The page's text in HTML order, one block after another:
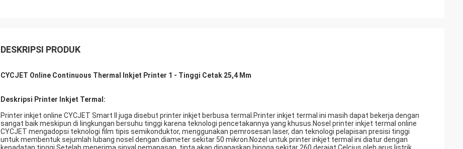
DESKRIPSI PRODUK
CYCJET Online Continuous Thermal Inkjet Printer 1 - Tinggi Cetak 25,4 Mm
Deskripsi Printer Inkjet Termal:
Printer inkjet online CYCJET Smart II juga disebut printer inkjet berbusa termal.Printer inkjet termal ini masih dapat bekerja dengan
sangat baik meskipun di lingkungan bersuhu tinggi karena teknologi pencetakannya yang khusus.Nosel printer inkjet termal online
CYCJET mengadopsi teknologi film tipis semikonduktor, menggunakan pemrosesan laser, dan teknologi pelapisan presisi tinggi
untuk membentuk sejumlah lubang nosel dengan diameter sekitar 50 mikron.Nozel untuk printer inkjet termal ini diatur dengan